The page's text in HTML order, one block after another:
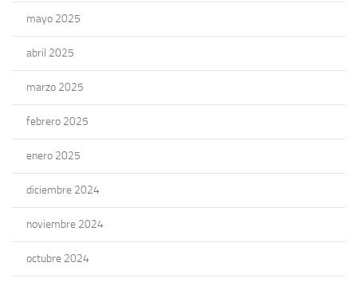
mayo 2025
abril 2025
marzo 2025
febrero 2025
enero 2025
diciembre 2024
noviembre 2024
octubre 2024